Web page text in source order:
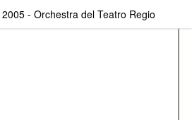
- Orchestra del Teatro Regio